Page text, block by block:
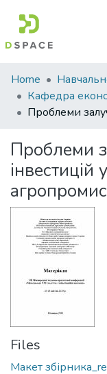
Communities
&
Collections
Statistics
Home
Проблеми
інвестицій
Files
Макет